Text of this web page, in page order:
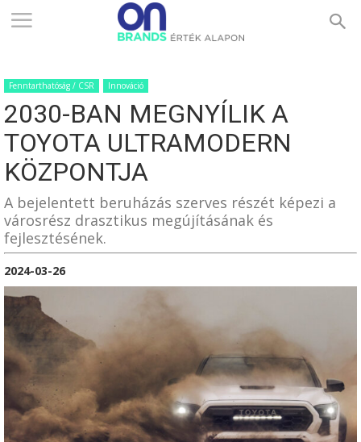
ONBRANDS
–
ÉRTÉK
ALAPON
Fenntarthatóság / CSR Innováció
2030-BAN MEGNYÍLIK A
TOYOTA ULTRAMODERN
KÖZPONTJA
A bejelentett beruházás szerves részét képezi a
városrész drasztikus megújításának és
fejlesztésének.
2024-03-26